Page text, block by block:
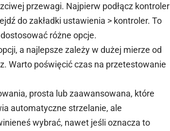
przewagi. Najpierw podłącz kontroler
do zakładki ustawienia > kontroler. To
różne opcje.
a najlepsze zależy w dużej mierze od
Warto poświęcić czas na przetestowanie
prosta lub zaawansowana, które
automatyczne strzelanie, ale
wybrać, nawet jeśli oznacza to